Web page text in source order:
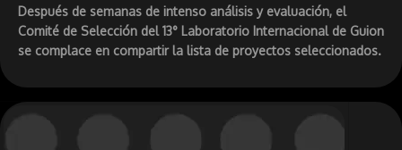
Después de semanas de intenso análisis y evaluación, el
Comité de Selección del 13° Laboratorio Internacional de Guion
se complace en compartir la lista de proyectos seleccionados.